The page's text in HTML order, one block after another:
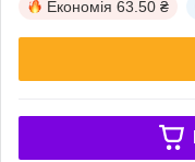
Економія 63.50 ₴